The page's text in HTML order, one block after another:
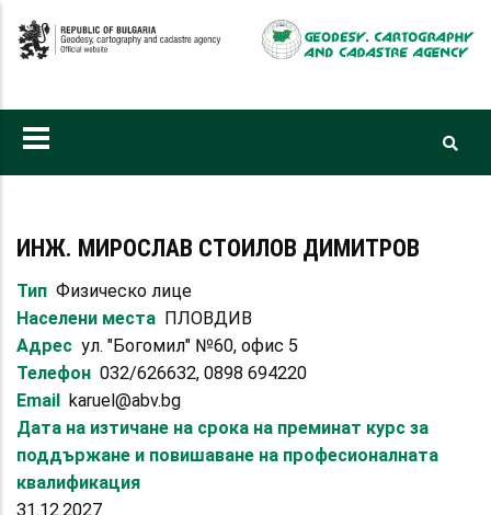
ИНЖ. МИРОСЛАВ СТОИЛОВ ДИМИТРОВ
Тип Физическо лице
Населени места ПЛОВДИВ
Адрес ул. "Богомил" №60, офис 5
Телефон 032/626632, 0898 694220
Email
karuel@abv.bg
Дата на изтичане на срока на преминат курс за
поддържане и повишаване на професионалната
квалификация
31.12.2027